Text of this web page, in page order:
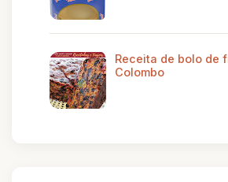
Receita de bolo de
Colombo